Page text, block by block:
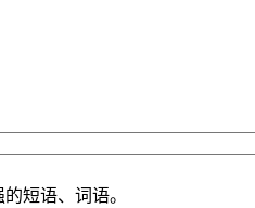
短语、词语。